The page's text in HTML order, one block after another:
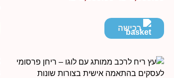
טווח
עד
רכישה